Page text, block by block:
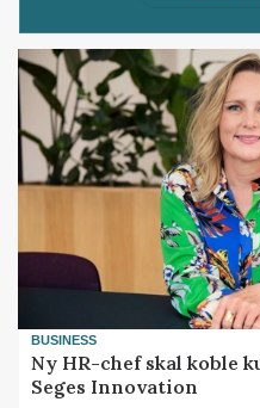
BUSINESS
Ny HR-chef skal koble
Seges Innovation